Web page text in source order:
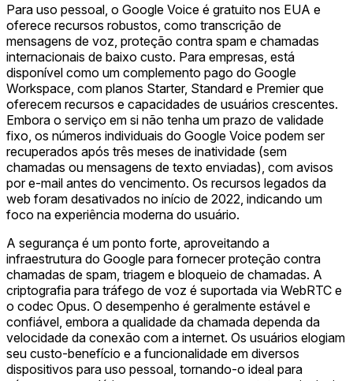
Para uso pessoal, o Google Voice é gratuito nos EUA e
oferece recursos robustos, como transcrição de
mensagens de voz, proteção contra spam e chamadas
internacionais de baixo custo. Para empresas, está
disponível como um complemento pago do Google
Workspace, com planos Starter, Standard e Premier que
oferecem recursos e capacidades de usuários crescentes.
Embora o serviço em si não tenha um prazo de validade
fixo, os números individuais do Google Voice podem ser
recuperados após três meses de inatividade (sem
chamadas ou mensagens de texto enviadas), com avisos
por e-mail antes do vencimento. Os recursos legados da
web foram desativados no início de 2022, indicando um
foco na experiência moderna do usuário.
A segurança é um ponto forte, aproveitando a
infraestrutura do Google para fornecer proteção contra
chamadas de spam, triagem e bloqueio de chamadas. A
criptografia para tráfego de voz é suportada via WebRTC e
o codec Opus. O desempenho é geralmente estável e
confiável, embora a qualidade da chamada dependa da
velocidade da conexão com a internet. Os usuários elogiam
seu custo-benefício e a funcionalidade em diversos
dispositivos para uso pessoal, tornando-o ideal para